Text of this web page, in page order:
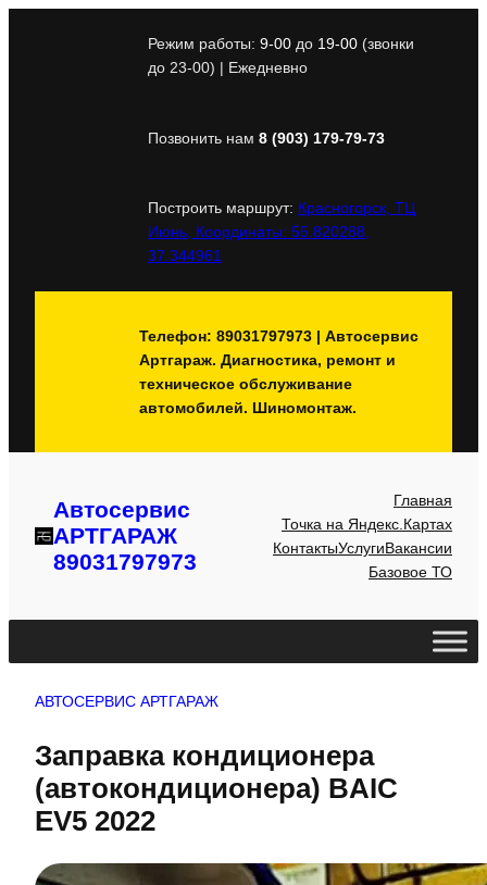
Режим работы: 9-00 до 19-00 (звонки
до 23-00) | Ежедневно
Позвонить нам 8 (903) 179-79-73
Построить маршрут: Красногорск, ТЦ
Июнь, Координаты: 55.820288,
37.344961
Телефон: 89031797973 | Автосервис
Артгараж. Диагностика, ремонт и
техническое обслуживание
автомобилей. Шиномонтаж.
Автосервис
АРТГАРАЖ
89031797973
Главная
Точка на Яндекс.Картах
КонтактыУслугиВакансии
Базовое ТО
АВТОСЕРВИС АРТГАРАЖ
Заправка кондиционера
(автокондиционера) BAIC
EV5 2022